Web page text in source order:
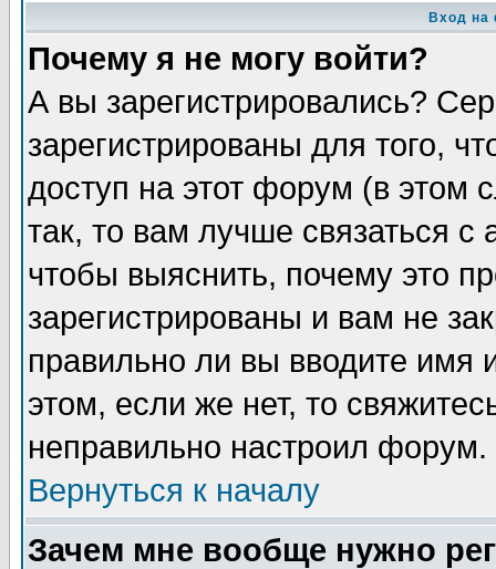
Вход на
Почему я не могу войти?
А вы зарегистрировались?
зарегистрированы для того,
доступ на этот форум (в этом
так, то вам лучше связаться
чтобы выяснить, почему это
зарегистрированы и вам не
правильно ли вы вводите
этом, если же нет, то
неправильно настроил форум.
Вернуться к началу
Зачем мне вообще нужно